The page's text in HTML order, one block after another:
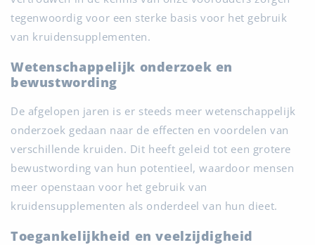
tegenwoordig voor een sterke basis voor het gebruik
van kruidensupplementen.
Wetenschappelijk onderzoek en
bewustwording
De afgelopen jaren is er steeds meer wetenschappelijk
onderzoek gedaan naar de effecten en voordelen van
verschillende kruiden. Dit heeft geleid tot een grotere
bewustwording van hun potentieel, waardoor mensen
meer openstaan voor het gebruik van
kruidensupplementen als onderdeel van hun dieet.
Toegankelijkheid en veelzijdigheid